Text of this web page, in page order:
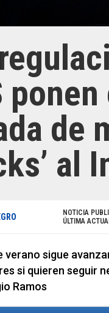
de
al
NOTICIA
ÚLTIMA
verano sigue
si quieren seguir
Ramos